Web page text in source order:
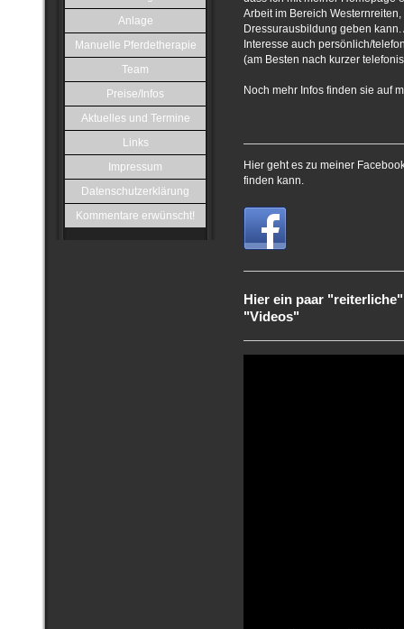
Anlage
Manuelle Pferdetherapie
Team
Preise/Infos
Aktuelles und Termine
Links
Impressum
Datenschutzerklärung
Kommentare erwünscht!
Arbeit im Bereich
Dressurausbildung geben
Interesse auch persönlich/
(am Besten nach kurzer
Noch mehr Infos finden sie auf
Hier geht es zu meiner
finden kann.
Hier ein paar
"Videos"